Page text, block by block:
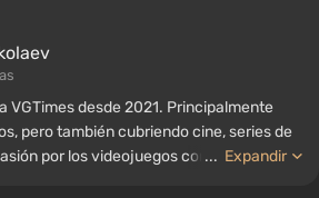
VGTimes desde 2021. Principalmente
pero también cubriendo cine, series de
por los videojuegos comenzó a
... Expandir